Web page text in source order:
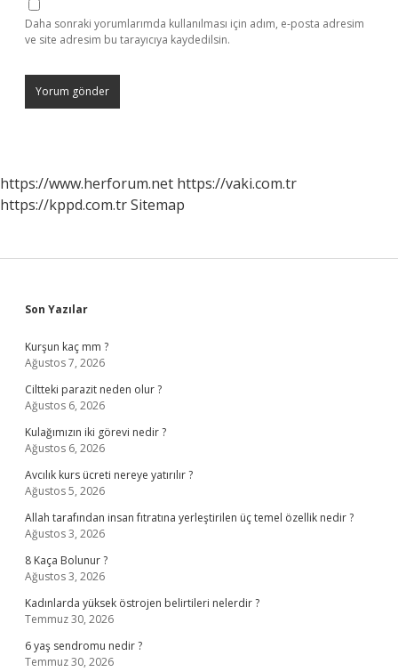
Daha sonraki yorumlarımda kullanılması için adım, e-posta adresim
ve site adresim bu tarayıcıya kaydedilsin.
https://www.herforum.net https://vaki.com.tr
https://kppd.com.trSitemap
Sidebar
Son Yazılar
Kurşun kaç mm ?
Ağustos 7, 2026
Ciltteki parazit neden olur ?
Ağustos 6, 2026
Kulağımızın iki görevi nedir ?
Ağustos 6, 2026
Avcılık kurs ücreti nereye yatırılır ?
Ağustos 5, 2026
Allah tarafından insan fıtratına yerleştirilen üç temel özellik nedir ?
Ağustos 3, 2026
8 Kaça Bolunur ?
Ağustos 3, 2026
Kadınlarda yüksek östrojen belirtileri nelerdir ?
Temmuz 30, 2026
6 yaş sendromu nedir ?
Temmuz 30, 2026